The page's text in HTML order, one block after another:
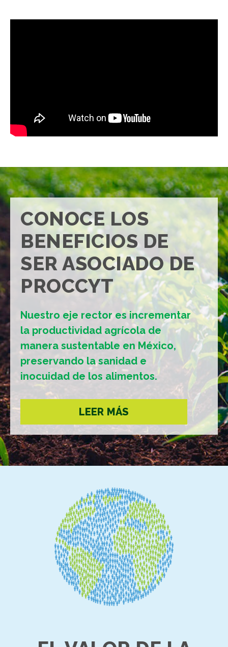
CONOCE LOS
BENEFICIOS DE
SER ASOCIADO DE
PROCCYT
Nuestro eje rector es incrementar
la productividad agrícola de
manera sustentable en México,
preservando la sanidad e
inocuidad de los alimentos.
LEER MÁS